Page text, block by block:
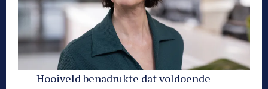
Hooiveld benadrukte dat voldoende